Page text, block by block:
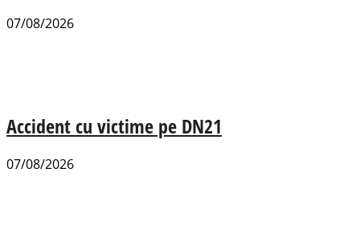
07/08/2026
Accident cu victime pe DN21
07/08/2026